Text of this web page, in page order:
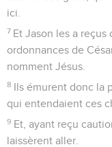
ici.
7 Et Jason les a
ordonnances de
nomment Jésus.
8 Ils émurent donc la
qui entendaient ces
9 Et, ayant reçu
laissèrent aller.